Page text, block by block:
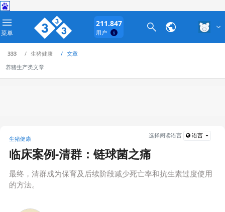
菜单
211.847
用户
333 生猪健康
文章
养猪生产类文章
选择阅读语言 语言
生猪健康
临床案例-清群：链球菌之痛
最终，清群成为保育及后续阶段减少死亡率和抗生素过度使用
的方法。